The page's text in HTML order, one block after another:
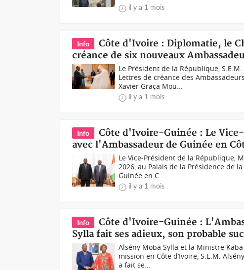
il y a 1 mois
Info
Côte d'Ivoire : Diplomatie, le
créance de six nouveaux
Le Président de la République,
Lettres de créance des
Xavier Graça Mou...
il y a 1 mois
Info
Côte d'Ivoire-Guinée : Le
avec l'Ambassadeur de Guinée en
Le Vice-Président de la République,
2026, au Palais de la Présidence de
Guinée en C...
il y a 1 mois
Info
Côte d'Ivoire-Guinée :
Sylla fait ses adieux, son probable
Alsény Moba Sylla et la Ministre
mission en Côte d’Ivoire, S.E.M.
a fait se...